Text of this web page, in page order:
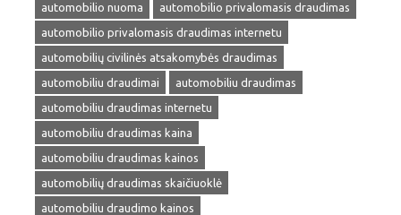
automobilio nuoma
automobilio privalomasis draudimas
automobilio privalomasis draudimas internetu
automobilių civilinės atsakomybės draudimas
automobiliu draudimai
automobiliu draudimas
automobiliu draudimas internetu
automobiliu draudimas kaina
automobiliu draudimas kainos
automobilių draudimas skaičiuoklė
automobiliu draudimo kainos